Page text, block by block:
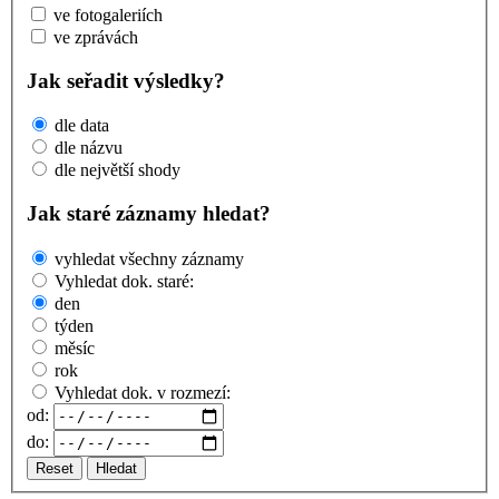
ve fotogaleriích
ve zprávách
Jak seřadit výsledky?
dle data
dle názvu
dle největší shody
Jak staré záznamy hledat?
vyhledat všechny záznamy
Vyhledat dok. staré:
den
týden
měsíc
rok
Vyhledat dok. v rozmezí:
od:
do:
Reset Hledat